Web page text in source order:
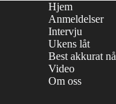
Hjem
Anmeldelser
Intervju
Ukens låt
Best akkurat nå
Video
Om oss